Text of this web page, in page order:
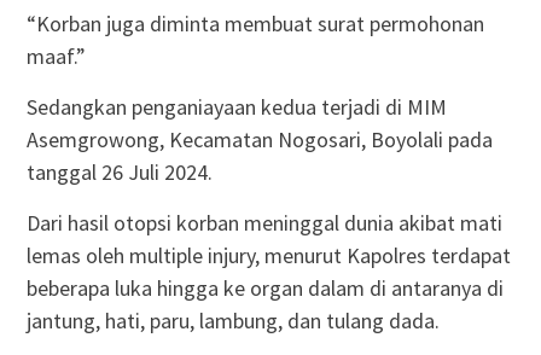
“Korban juga diminta membuat surat permohonan
maaf.”
Sedangkan penganiayaan kedua terjadi di MIM
Asemgrowong, Kecamatan Nogosari, Boyolali pada
tanggal 26 Juli 2024.
Dari hasil otopsi korban meninggal dunia akibat mati
lemas oleh multiple injury, menurut Kapolres terdapat
beberapa luka hingga ke organ dalam di antaranya di
jantung, hati, paru, lambung, dan tulang dada.